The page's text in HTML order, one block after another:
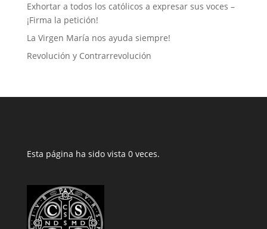
Exhortar a todos los católicos a expresar sus voces –
¡Firma la petición!
La Virgen María nos ayuda siempre!
Revolución y Contrarrevolución
Esta página ha sido vista 0 veces.